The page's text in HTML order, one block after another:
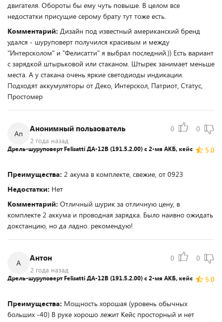
двигателя. Обороты бы ему чуть повыше. В целом все
недостатки присущие серому брату тут тоже есть.
Комментарий: Дизайн под известный американский бренд
удался - шуруповерт получился красивым и между
"Интерсколом" и "Фелисатти" я выбрал последний.)) Есть вариант
с зарядкой штырьковой или стаканом. Штырек занимает меньше
места. А у стакана очень яркие светодиоды индикации.
Подходят аккумуляторы от Деко, Интерскол, Патриот, Статус,
Простомер
Ап
Анонимный пользователь
2 года назад
0 0
5.0
Дрель-шуруповерт Felisatti ДА-12В (191.5.2.00) с 2-мя АКБ, кейс
Преимущества: 2 акума в комплекте, свежие, от 0923
Недостатки: Нет
Комментарий: Отличный шурик за отличную цену, в
комплекте 2 аккума и проводная зарядка. Было наивно ожидать
докстанцию, но да ладно. рекомендую!
А
Антон
2 года назад
0 0
5.0
Дрель-шуруповерт Felisatti ДА-12В (191.5.2.00) с 2-мя АКБ, кейс
Преимущества: Мощность хорошая (уровень обычных
больших -40) В руке хорошо лежит Кейс просторный и нет